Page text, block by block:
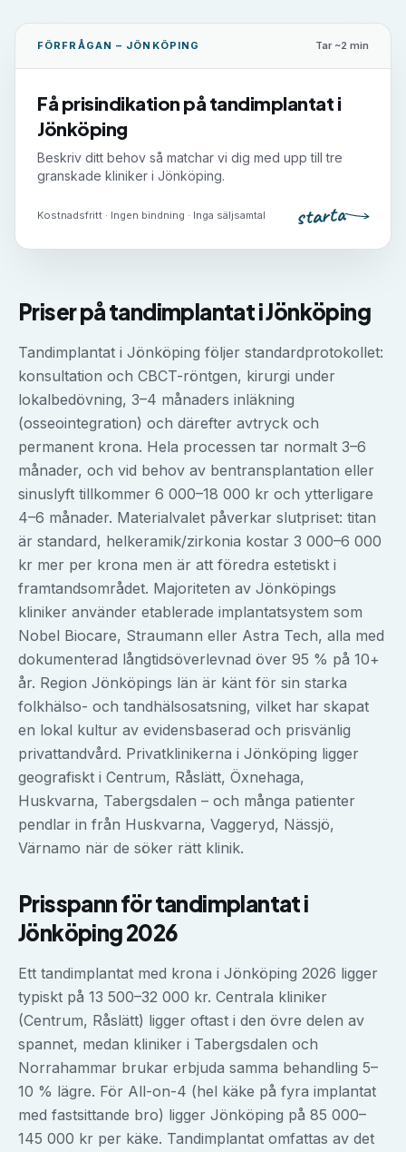
FÖRFRÅGAN – JÖNKÖPING Tar ~2 min
Få prisindikation på tandimplantat i
Jönköping
Beskriv ditt behov så matchar vi dig med upp till tre
granskade kliniker i Jönköping.
Kostnadsfritt · Ingen bindning · Inga säljsamtal starta
Priser påtandimplantatiJönköping
Tandimplantat i Jönköping följer standardprotokollet:
konsultation och CBCT-röntgen, kirurgi under
lokalbedövning, 3–4 månaders inläkning
(osseointegration) och därefter avtryck och
permanent krona. Hela processen tar normalt 3–6
månader, och vid behov av bentransplantation eller
sinuslyft tillkommer 6 000–18 000 kr och ytterligare
4–6 månader. Materialvalet påverkar slutpriset: titan
är standard, helkeramik/zirkonia kostar 3 000–6 000
kr mer per krona men är att föredra estetiskt i
framtandsområdet. Majoriteten av Jönköpings
kliniker använder etablerade implantatsystem som
Nobel Biocare, Straumann eller Astra Tech, alla med
dokumenterad långtidsöverlevnad över 95 % på 10+
år. Region Jönköpings län är känt för sin starka
folkhälso- och tandhälsosatsning, vilket har skapat
en lokal kultur av evidensbaserad och prisvänlig
privattandvård. Privatklinikerna i Jönköping ligger
geografiskt i Centrum, Råslätt, Öxnehaga,
Huskvarna, Tabergsdalen – och många patienter
pendlar in från Huskvarna, Vaggeryd, Nässjö,
Värnamo när de söker rätt klinik.
Prisspann förtandimplantati
Jönköping2026
Ett tandimplantat med krona i Jönköping 2026 ligger
typiskt på 13 500–32 000 kr. Centrala kliniker
(Centrum, Råslätt) ligger oftast i den övre delen av
spannet, medan kliniker i Tabergsdalen och
Norrahammar brukar erbjuda samma behandling 5–
10 % lägre. För All-on-4 (hel käke på fyra implantat
med fastsittande bro) ligger Jönköping på 85 000–
145 000 kr per käke. Tandimplantat omfattas av det